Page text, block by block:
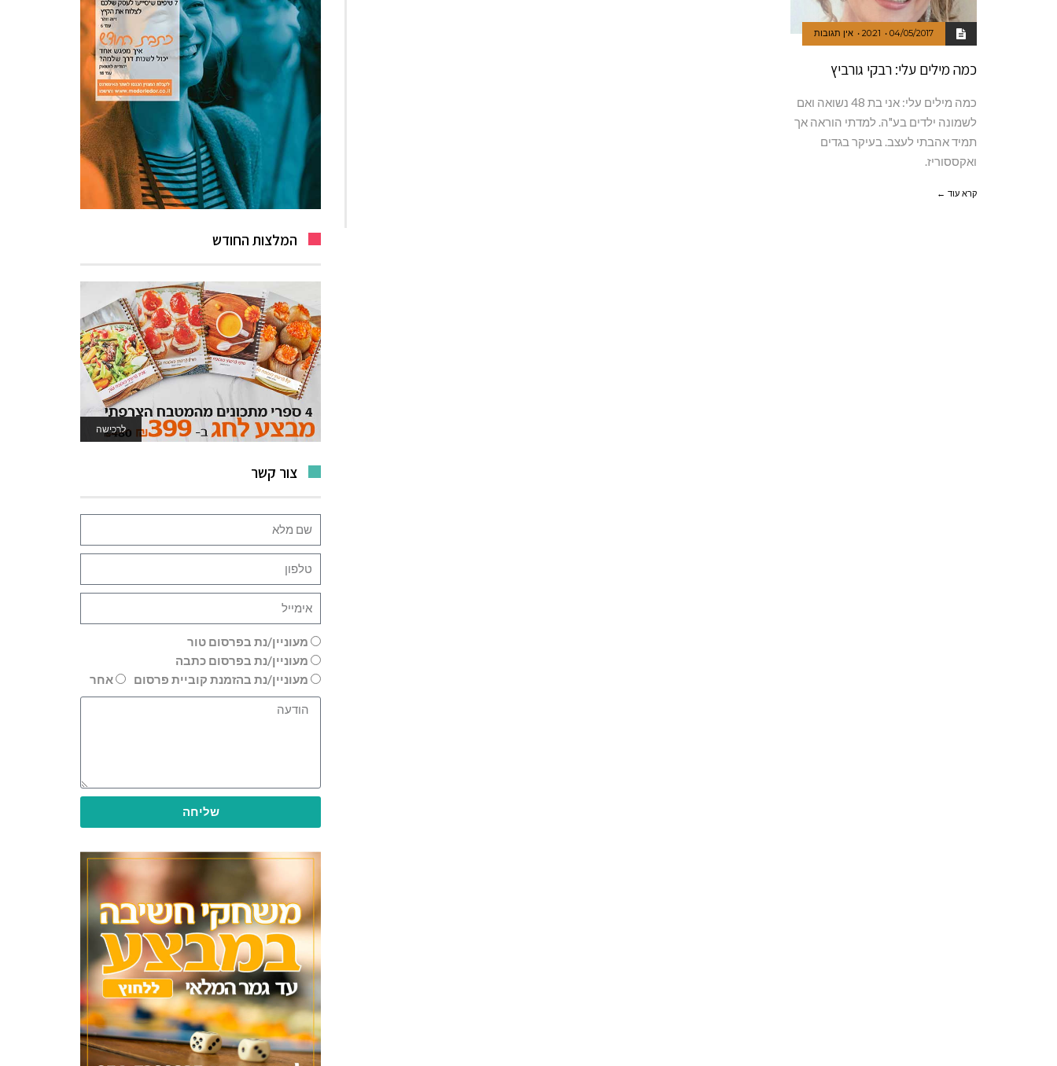
04/05/2017
20:21 אין תגובות
כמה מילים עלי: רבקי גורביץ
כמה מילים עלי: אני בת 48 נשואה ואם
לשמונה ילדים בע"ה. למדתי הוראה אך
תמיד אהבתי לעצב. בעיקר בגדים
ואקססוריז.
קרא עוד ←
המלצות החודש
לרכישה
לאתר המשחקים
צור קשר
מעוניין/נת בפרסום טור
מעוניין/נת בפרסום כתבה
מעוניין/נת בהזמנת קוביית פרסום
אחר
שליחה